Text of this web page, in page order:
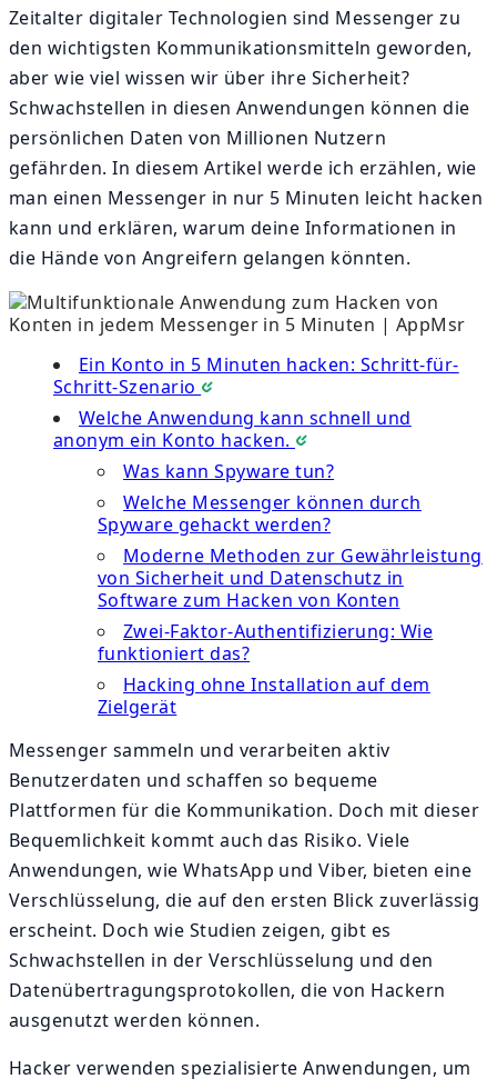
Zeitalter digitaler Technologien sind Messenger zu
den wichtigsten Kommunikationsmitteln geworden,
aber wie viel wissen wir über ihre Sicherheit?
Schwachstellen in diesen Anwendungen können die
persönlichen Daten von Millionen Nutzern
gefährden. In diesem Artikel werde ich erzählen, wie
man einen Messenger in nur 5 Minuten leicht hacken
kann und erklären, warum deine Informationen in
die Hände von Angreifern gelangen könnten.
Ein Konto in 5 Minuten hacken: Schritt-für-
Schritt-Szenario
Welche Anwendung kann schnell und
anonym ein Konto hacken.
Was kann Spyware tun?
Welche Messenger können durch
Spyware gehackt werden?
Moderne Methoden zur Gewährleistung
von Sicherheit und Datenschutz in
Software zum Hacken von Konten
Zwei-Faktor-Authentifizierung: Wie
funktioniert das?
Hacking ohne Installation auf dem
Zielgerät
Messenger sammeln und verarbeiten aktiv
Benutzerdaten und schaffen so bequeme
Plattformen für die Kommunikation. Doch mit dieser
Bequemlichkeit kommt auch das Risiko. Viele
Anwendungen, wie WhatsApp und Viber, bieten eine
Verschlüsselung, die auf den ersten Blick zuverlässig
erscheint. Doch wie Studien zeigen, gibt es
Schwachstellen in der Verschlüsselung und den
Datenübertragungsprotokollen, die von Hackern
ausgenutzt werden können.
Hacker verwenden spezialisierte Anwendungen, um